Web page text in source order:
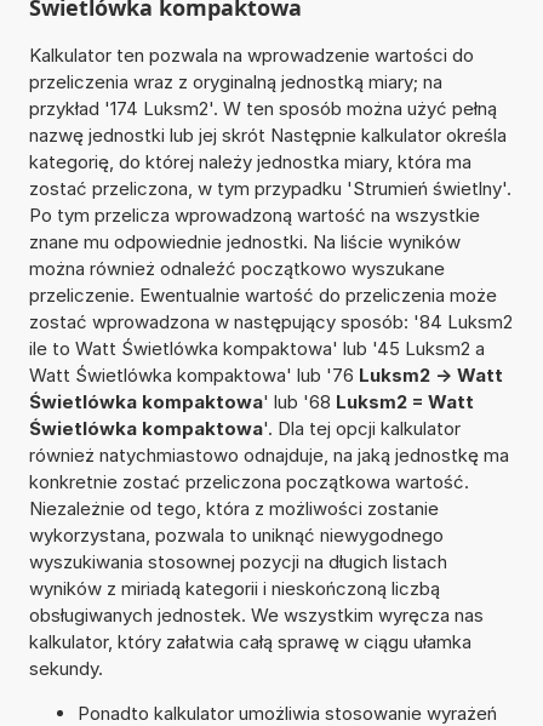
Świetlówka kompaktowa
Kalkulator ten pozwala na wprowadzenie wartości do
przeliczenia wraz z oryginalną jednostką miary; na
przykład '174 Luksm2'. W ten sposób można użyć pełną
nazwę jednostki lub jej skrót Następnie kalkulator określa
kategorię, do której należy jednostka miary, która ma
zostać przeliczona, w tym przypadku 'Strumień świetlny'.
Po tym przelicza wprowadzoną wartość na wszystkie
znane mu odpowiednie jednostki. Na liście wyników
można również odnaleźć początkowo wyszukane
przeliczenie. Ewentualnie wartość do przeliczenia może
zostać wprowadzona w następujący sposób: '84 Luksm2
ile to Watt Świetlówka kompaktowa' lub '45 Luksm2 a
Watt Świetlówka kompaktowa' lub '76 Luksm2 -> Watt
Świetlówka kompaktowa' lub '68 Luksm2 = Watt
Świetlówka kompaktowa'. Dla tej opcji kalkulator
również natychmiastowo odnajduje, na jaką jednostkę ma
konkretnie zostać przeliczona początkowa wartość.
Niezależnie od tego, która z możliwości zostanie
wykorzystana, pozwala to uniknąć niewygodnego
wyszukiwania stosownej pozycji na długich listach
wyników z miriadą kategorii i nieskończoną liczbą
obsługiwanych jednostek. We wszystkim wyręcza nas
kalkulator, który załatwia całą sprawę w ciągu ułamka
sekundy.
Ponadto kalkulator umożliwia stosowanie wyrażeń